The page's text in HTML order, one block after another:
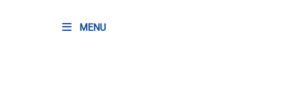
MENU